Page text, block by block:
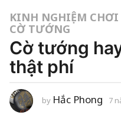
KINH NGHIỆM CHƠI
CỜ TƯỚNG
Cờ tướng
thật phí
by Hắc Phong 7